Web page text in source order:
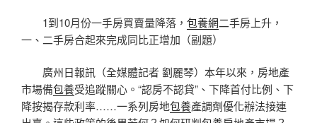
1到10月份一手房買賣量降落， 包養網二手房上升，
一、二手房合起來完成同比正增加（副題）
廣州日報訊（全媒體記者 劉麗琴）本年以來，房地產
市場備包養受追蹤關心。“認房不認貸”、下降首付比例、下
降按揭存款利率……一系列房地包養產調劑優化辦法接連